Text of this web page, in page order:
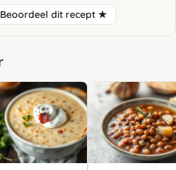
Beoordeel dit recept ★